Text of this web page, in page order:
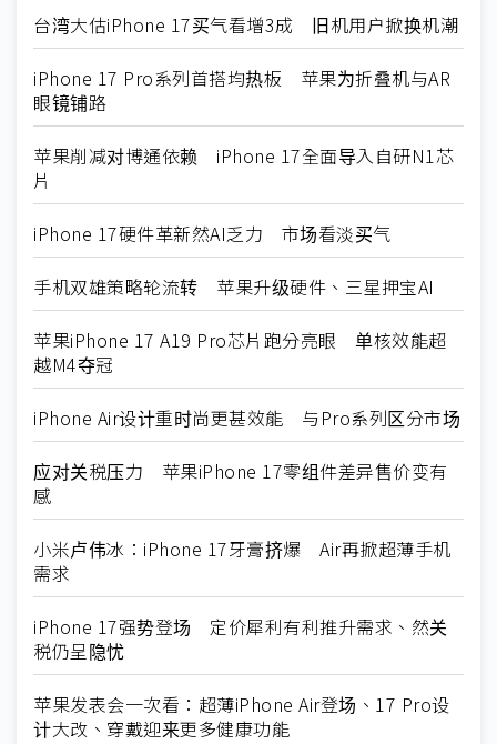
台湾大估iPhone 17买气看增3成 旧机用户掀换机潮
iPhone 17 Pro系列首搭均热板 苹果为折叠机与AR
眼镜铺路
苹果削减对博通依赖 iPhone 17全面导入自研N1芯
片
iPhone 17硬件革新然AI乏力 市场看淡买气
手机双雄策略轮流转 苹果升级硬件、三星押宝AI
苹果iPhone 17 A19 Pro芯片跑分亮眼 单核效能超
越M4夺冠
iPhone Air设计重时尚更甚效能 与Pro系列区分市场
应对关税压力 苹果iPhone 17零组件差异售价变有
感
小米卢伟冰：iPhone 17牙膏挤爆 Air再掀超薄手机
需求
iPhone 17强势登场 定价犀利有利推升需求、然关
税仍呈隐忧
苹果发表会一次看：超薄iPhone Air登场、17 Pro设
计大改、穿戴迎来更多健康功能